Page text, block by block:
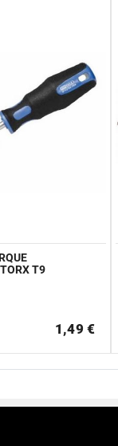
T9
1,49 €